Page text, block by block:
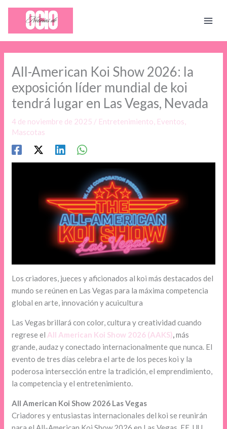
contenido
All-American Koi Show 2026: la
exposición líder mundial de koi
tendrá lugar en Las Vegas, Nevada
4 de noviembre de 2025 / Entretenimiento, Eventos,
Mascotas
Los criadores, jueces y aficionados al koi más destacados del
mundo se reúnen en Las Vegas para la máxima competencia
global en arte, innovación y acuicultura
Las Vegas brillará con color, cultura y creatividad cuando
regrese el All American Koi Show 2026 (AAKS),más
grande, audaz y conectado internacionalmente que nunca. El
evento de tres días celebra el arte de los peces koi y la
poderosa intersección entre la tradición, el emprendimiento,
la competencia y el entretenimiento.
All American Koi Show 2026 Las Vegas
Criadores y entusiastas internacionales del koi se reunirán